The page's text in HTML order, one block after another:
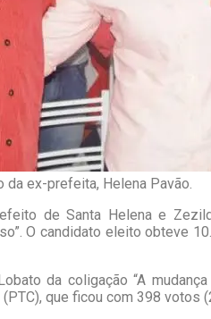
da ex-prefeita, Helena Pavão.
de Santa Helena e
O candidato eleito obteve
da coligação “A
que ficou com 398 votos